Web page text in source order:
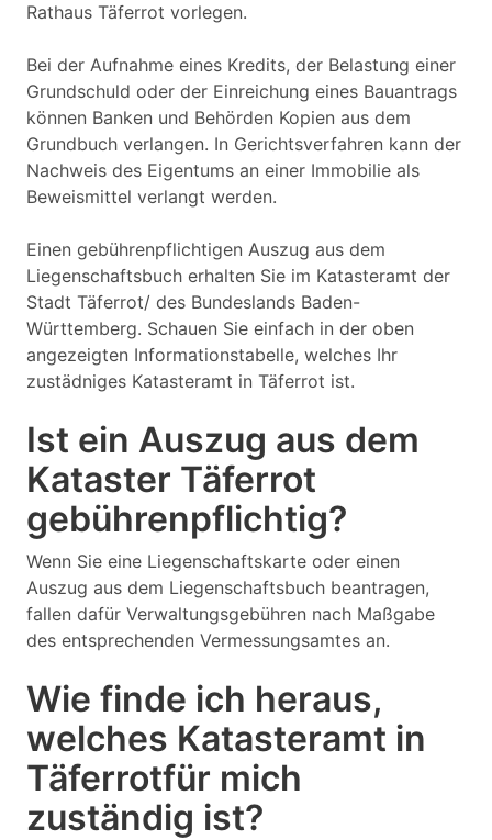
Rathaus Täferrot vorlegen.
Bei der Aufnahme eines Kredits, der Belastung einer
Grundschuld oder der Einreichung eines Bauantrags
können Banken und Behörden Kopien aus dem
Grundbuch verlangen. In Gerichtsverfahren kann der
Nachweis des Eigentums an einer Immobilie als
Beweismittel verlangt werden.
Einen gebührenpflichtigen Auszug aus dem
Liegenschaftsbuch erhalten Sie im Katasteramt der
Stadt Täferrot/ des Bundeslands Baden-
Württemberg. Schauen Sie einfach in der oben
angezeigten Informationstabelle, welches Ihr
zustädniges Katasteramt in Täferrot ist.
Ist ein Auszug aus dem
Kataster Täferrot
gebührenpflichtig?
Wenn Sie eine Liegenschaftskarte oder einen
Auszug aus dem Liegenschaftsbuch beantragen,
fallen dafür Verwaltungsgebühren nach Maßgabe
des entsprechenden Vermessungsamtes an.
Wie finde ich heraus,
welches Katasteramt in
Täferrotfür mich
zuständig ist?